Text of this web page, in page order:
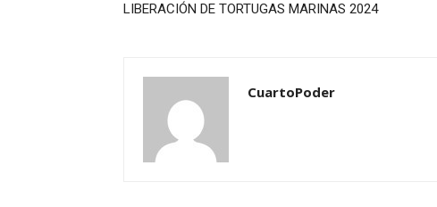
LIBERACIÓN DE TORTUGAS MARINAS 2024
CuartoPoder